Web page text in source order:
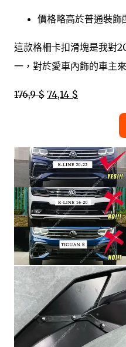
價格略高於普通裝飾
這款格柵卡扣滑塊是我對
一，對於愛車內飾的車主
176,9 $ 74,14 $